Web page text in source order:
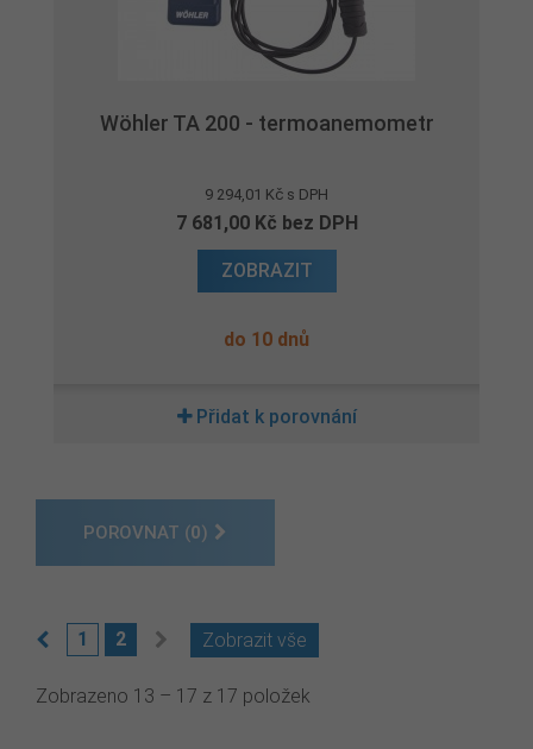
Wöhler TA 200 - termoanemometr
9 294,01 Kč s DPH
7 681,00 Kč bez DPH
ZOBRAZIT
do 10 dnů
Přidat k porovnání
POROVNAT (0)
Zobrazit vše
1 2
Zobrazeno 13 – 17 z 17 položek